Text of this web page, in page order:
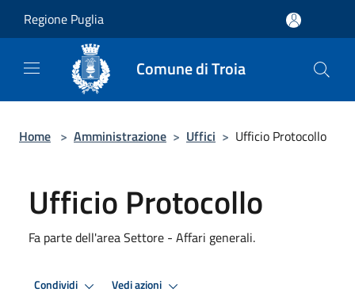
Regione Puglia
Comune di Troia
Home > Amministrazione > Uffici > Ufficio Protocollo
Ufficio Protocollo
Fa parte dell'area Settore - Affari generali.
Condividi Vedi azioni